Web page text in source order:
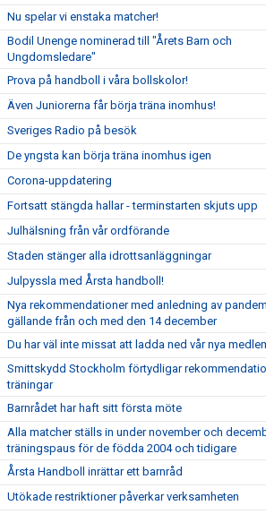
Nu spelar vi enstaka matcher!
Bodil Unenge nominerad till "Årets Barn och
Ungdomsledare"
Prova på handboll i våra bollskolor!
Även Juniorerna får börja träna inomhus!
Sveriges Radio på besök
De yngsta kan börja träna inomhus igen
Corona-uppdatering
Fortsatt stängda hallar - terminstarten skjuts upp
Julhälsning från vår ordförande
Staden stänger alla idrottsanläggningar
Julpyssla med Årsta handboll!
Nya rekommendationer med anledning av
gällande från och med den 14 december
Du har väl inte missat att ladda ned vår nya
Smittskydd Stockholm förtydligar
träningar
Barnrådet har haft sitt första möte
Alla matcher ställs in under november och
träningspaus för de födda 2004 och tidigare
Årsta Handboll inrättar ett barnråd
Utökade restriktioner påverkar verksamheten